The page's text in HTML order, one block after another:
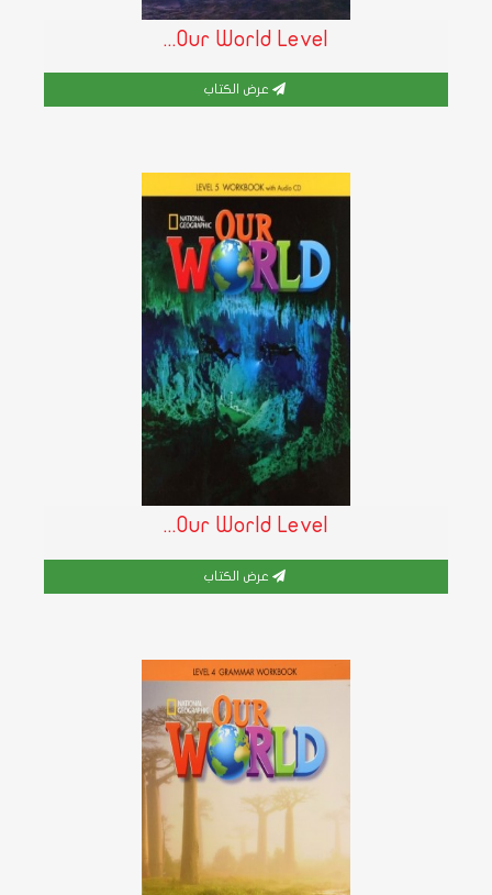
Our World Level...
عرض الكتاب
Our World Level...
عرض الكتاب